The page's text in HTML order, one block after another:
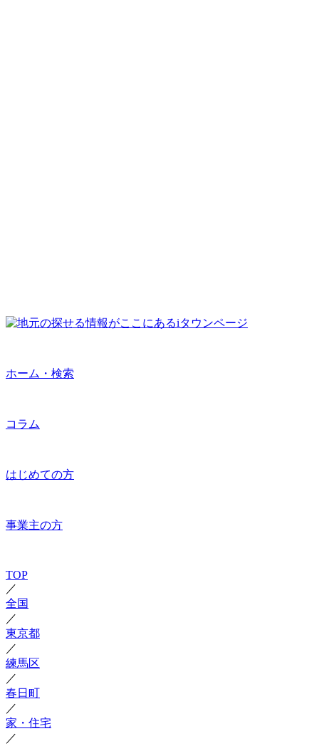
ホーム・検索
コラム
はじめての方
事業主の方
TOP
／
全国
／
東京都
／
練馬区
／
春日町
／
家・住宅
／